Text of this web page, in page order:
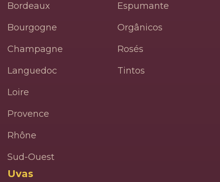
Bordeaux
Bourgogne
Champagne
Languedoc
Loire
Provence
Rhône
Sud-Ouest
Espumante
Orgânicos
Rosés
Tintos
Uvas